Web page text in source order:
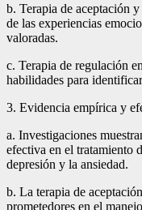
b. Terapia de aceptación
de las experiencias
valoradas.
c. Terapia de regulación
habilidades para
3. Evidencia empírica y
a. Investigaciones
efectiva en el tratamiento
depresión y la ansiedad.
b. La terapia de
prometedores en el